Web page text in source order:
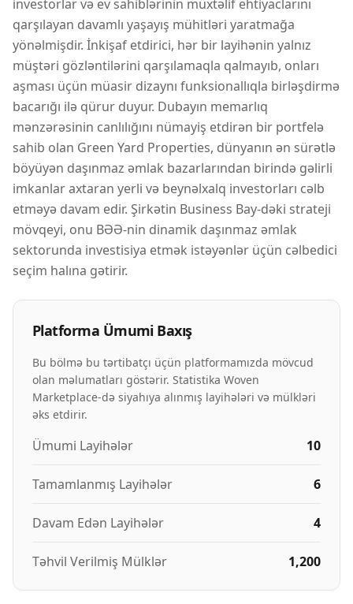
investorlar və ev sahiblərinin müxtəlif ehtiyaclarını
qarşılayan davamlı yaşayış mühitləri yaratmağa
yönəlmişdir. İnkişaf etdirici, hər bir layihənin yalnız
müştəri gözləntilərini qarşılamaqla qalmayıb, onları
aşması üçün müasir dizaynı funksionallıqla birləşdirmə
bacarığı ilə qürur duyur. Dubayın memarlıq
mənzərəsinin canlılığını nümayiş etdirən bir portfelə
sahib olan Green Yard Properties, dünyanın ən sürətlə
böyüyən daşınmaz əmlak bazarlarından birində gəlirli
imkanlar axtaran yerli və beynəlxalq investorları cəlb
etməyə davam edir. Şirkətin Business Bay-dəki strateji
mövqeyi, onu BƏƏ-nin dinamik daşınmaz əmlak
sektorunda investisiya etmək istəyənlər üçün cəlbedici
seçim halına gətirir.
Platforma Ümumi Baxış
Bu bölmə bu tərtibatçı üçün platformamızda mövcud
olan məlumatları göstərir. Statistika Woven
Marketplace-də siyahıya alınmış layihələri və mülkləri
əks etdirir.
Ümumi Layihələr 10
Tamamlanmış Layihələr 6
Davam Edən Layihələr 4
Təhvil Verilmiş Mülklər 1,200